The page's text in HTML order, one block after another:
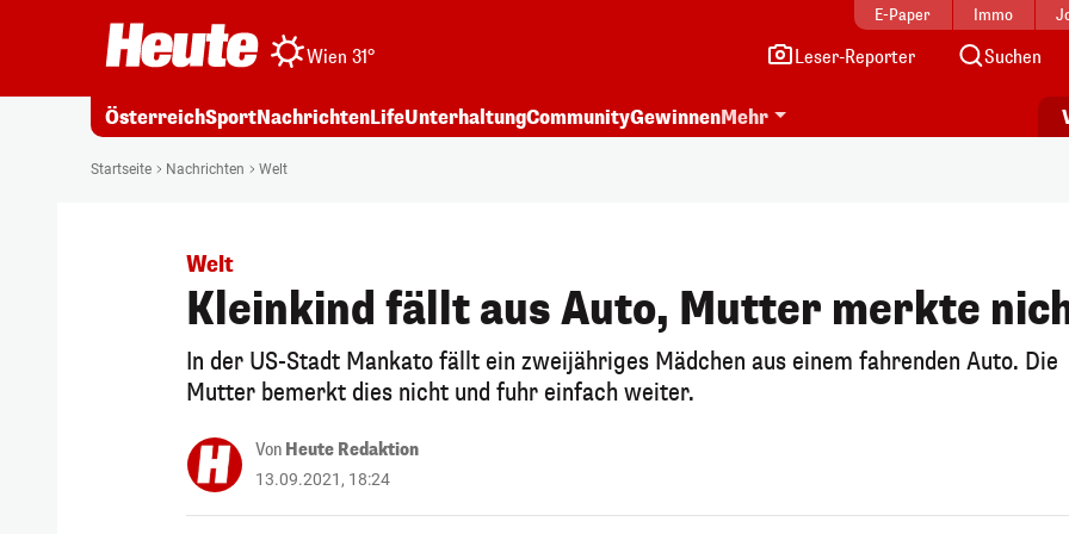
E-Paper Immo
Wien 31° Leser-Reporter Suchen
ÖsterreichSportNachrichtenLifeUnterhaltungCommunityGewinnenMehr
Startseite Nachrichten Welt
Welt
Kleinkind fällt aus Auto, Mutter merkte
In der US-Stadt Mankato fällt ein zweijähriges Mädchen aus einem fahrenden Auto. Die
Mutter bemerkt dies nicht und fuhr einfach weiter.
Von Heute Redaktion
13.09.2021, 18:24